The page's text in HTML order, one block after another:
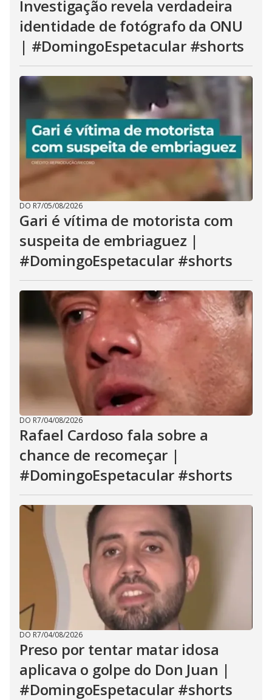
Investigação revela verdadeira
identidade de fotógrafo da ONU
| #DomingoEspetacular #shorts
DO R7/05/08/2026
Gari é vítima de motorista com
suspeita de embriaguez |
#DomingoEspetacular #shorts
DO R7/04/08/2026
Rafael Cardoso fala sobre a
chance de recomeçar |
#DomingoEspetacular #shorts
DO R7/04/08/2026
Preso por tentar matar idosa
aplicava o golpe do Don Juan |
#DomingoEspetacular #shorts